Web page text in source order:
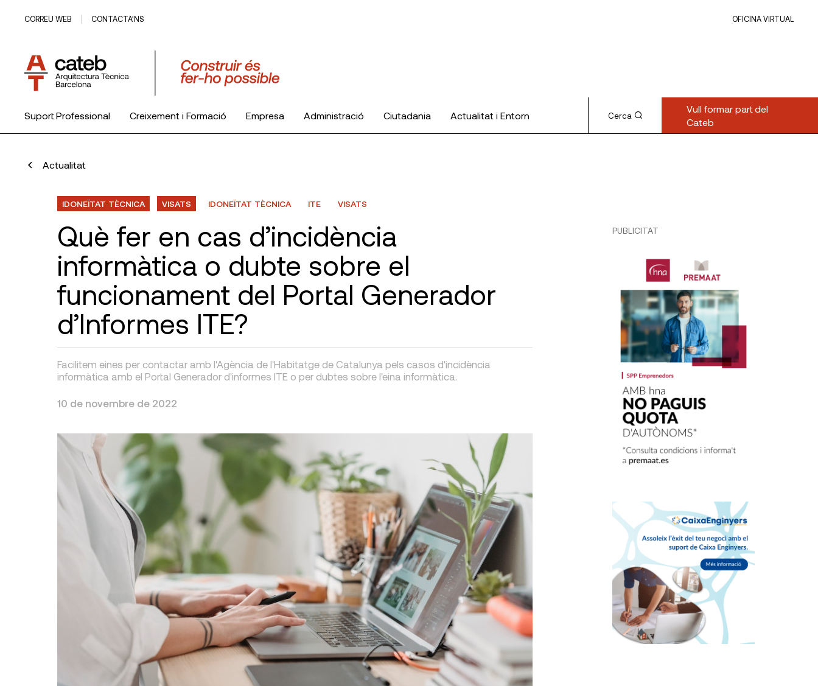
CORREU WEB CONTACTA’NS OFICINA VIRTUAL
Suport Professional Creixement i Formació Empresa Administració Ciutadania Actualitat i Entorn Cerca
Vull formar part del
Cateb
Actualitat
IDONEÏTAT TÈCNICA VISATS IDONEÏTAT TÈCNICA ITE VISATS
Què fer en cas d’incidència
informàtica o dubte sobre el
funcionament del Portal Generador
d’Informes ITE?
Facilitem eines per contactar amb l'Agència de l'Habitatge de Catalunya pels casos d'incidència
informàtica amb el Portal Generador d'informes ITE o per dubtes sobre l'eina informàtica.
10 de novembre de 2022
PUBLICITAT